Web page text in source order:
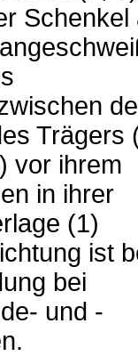
Schenkel
Trägers
vor ihrem
in ihrer
(1)
ist
bei
und -